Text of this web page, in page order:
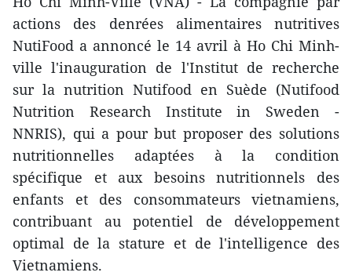
actions des denrées alimentaires nutritives
NutiFood a annoncé le 14 avril à Ho Chi Minh-
ville l'inauguration de l'Institut de recherche
sur la nutrition Nutifood en Suède (Nutifood
Nutrition Research Institute in Sweden -
NNRIS), qui a pour but proposer des solutions
nutritionnelles adaptées à la condition
spécifique et aux besoins nutritionnels des
enfants et des consommateurs vietnamiens,
contribuant au potentiel de développement
optimal de la stature et de l'intelligence des
Vietnamiens.